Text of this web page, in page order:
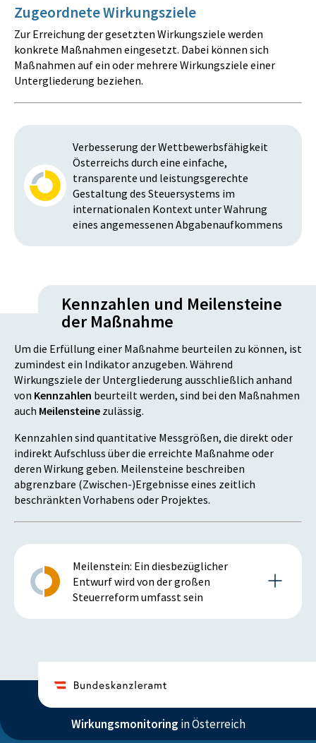
Zugeordnete Wirkungsziele
Zur Erreichung der gesetzten Wirkungsziele werden
konkrete Maßnahmen eingesetzt. Dabei können sich
Maßnahmen auf ein oder mehrere Wirkungsziele einer
Untergliederung beziehen.
Verbesserung der Wettbewerbsfähigkeit
Österreichs durch eine einfache,
transparente und leistungsgerechte
Gestaltung des Steuersystems im
internationalen Kontext unter Wahrung
eines angemessenen Abgabenaufkommens
Kennzahlen und Meilensteine
der Maßnahme
Um die Erfüllung einer Maßnahme beurteilen zu können, ist
zumindest ein Indikator anzugeben. Während
Wirkungsziele der Untergliederung ausschließlich anhand
von Kennzahlen beurteilt werden, sind bei den Maßnahmen
auch Meilensteine zulässig.
Kennzahlen sind quantitative Messgrößen, die direkt oder
indirekt Aufschluss über die erreichte Maßnahme oder
deren Wirkung geben. Meilensteine beschreiben
abgrenzbare (Zwischen-)Ergebnisse eines zeitlich
beschränkten Vorhabens oder Projektes.
Meilenstein: Ein diesbezüglicher
Entwurf wird von der großen
Steuerreform umfasst sein
2016
Istzustand (2016)
Wirkungsmonitoring in Österreich